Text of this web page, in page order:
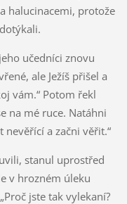
halucinacemi, protože
učedníci znovu
ale Ježíš přišel a
vám.“ Potom řekl
na mé ruce. Natáhni
a začni věřit.“
stanul uprostřed
v hrozném úleku
jste tak vylekaní?